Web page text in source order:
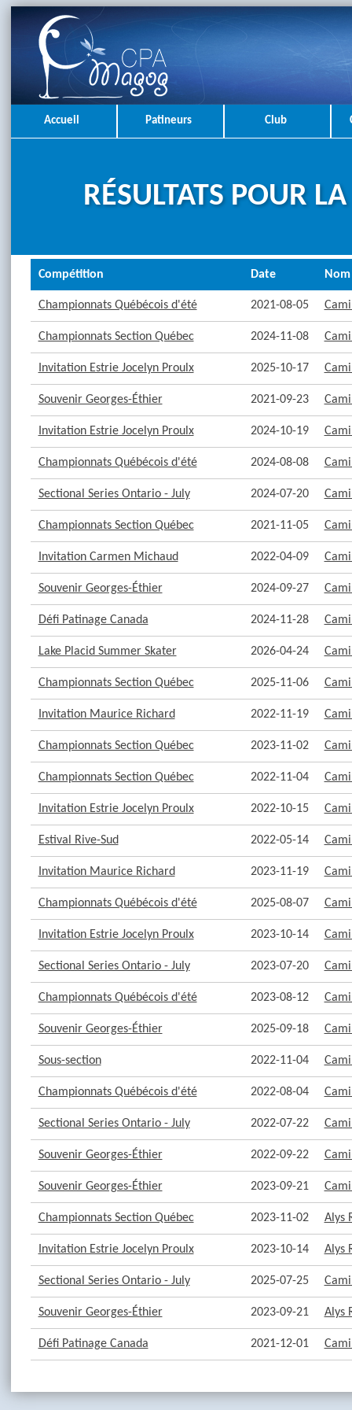
Accueil Patineurs Club
RÉSULTATS POUR
Compétition Date Nom
Championnats Québécois d'été 2021-08-05
Championnats Section Québec 2024-11-08
Invitation Estrie Jocelyn Proulx 2025-10-17
Souvenir Georges-Éthier 2021-09-23
Invitation Estrie Jocelyn Proulx 2024-10-19
Championnats Québécois d'été 2024-08-08
Sectional Series Ontario - July 2024-07-20
Championnats Section Québec 2021-11-05
Invitation Carmen Michaud 2022-04-09
Souvenir Georges-Éthier 2024-09-27
Défi Patinage Canada 2024-11-28
Lake Placid Summer Skater 2026-04-24
Championnats Section Québec 2025-11-06
Invitation Maurice Richard 2022-11-19
Championnats Section Québec 2023-11-02
Championnats Section Québec 2022-11-04
Invitation Estrie Jocelyn Proulx 2022-10-15
Estival Rive-Sud 2022-05-14
Invitation Maurice Richard 2023-11-19
Championnats Québécois d'été 2025-08-07
Invitation Estrie Jocelyn Proulx 2023-10-14
Sectional Series Ontario - July 2023-07-20
Championnats Québécois d'été 2023-08-12
Souvenir Georges-Éthier 2025-09-18
Sous-section 2022-11-04
Championnats Québécois d'été 2022-08-04
Sectional Series Ontario - July 2022-07-22
Souvenir Georges-Éthier 2022-09-22
Souvenir Georges-Éthier 2023-09-21
Championnats Section Québec 2023-11-02 Alys
Invitation Estrie Jocelyn Proulx 2023-10-14 Alys
Sectional Series Ontario - July 2025-07-25
Souvenir Georges-Éthier 2023-09-21 Alys
Défi Patinage Canada 2021-12-01